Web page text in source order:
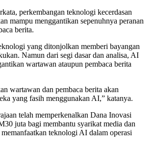
perkembangan teknologi kecerdasan
mampu menggantikan sepenuhnya peranan
berita.
yang ditonjolkan memberi bayangan
Namun dari segi dasar dan analisa, AI
wartawan ataupun pembaca berita
wartawan dan pembaca berita akan
yang fasih menggunakan AI,” katanya.
telah memperkenalkan Dana Inovasi
juta bagi membantu syarikat media dan
teknologi AI dalam operasi